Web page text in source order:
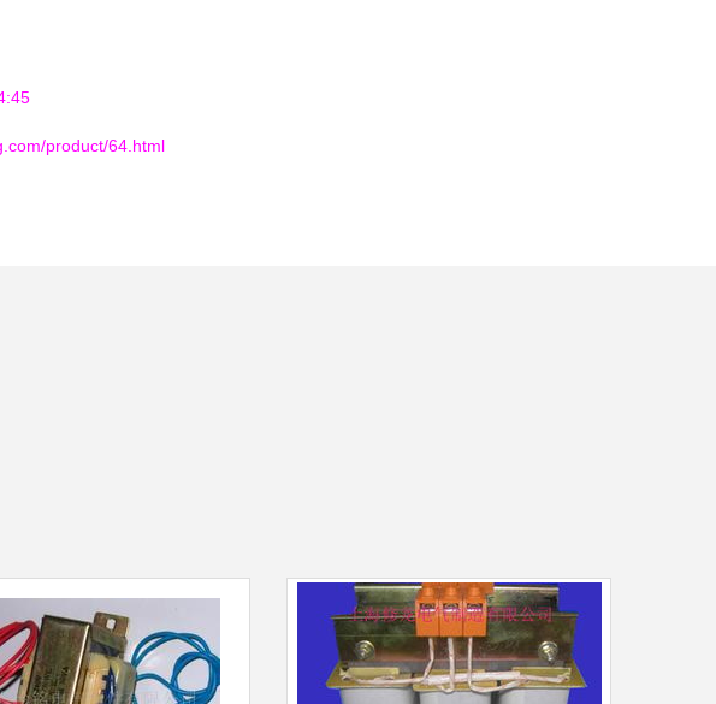
product/64.html